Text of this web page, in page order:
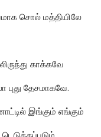
சொல் மத்தியிலே
காக்கவே
தேசமாகவே.
இங்கும் எங்கும்